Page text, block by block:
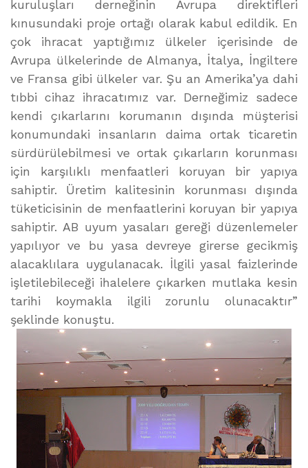
kuruluşları derneğinin Avrupa direktifleri
kınusundaki proje ortağı olarak kabul edildik. En
çok ihracat yaptığımız ülkeler içerisinde de
Avrupa ülkelerinde de Almanya, İtalya, İngiltere
ve Fransa gibi ülkeler var. Şu an Amerika’ya dahi
tıbbi cihaz ihracatımız var. Derneğimiz sadece
kendi çıkarlarını korumanın dışında müşterisi
konumundaki insanların daima ortak ticaretin
sürdürülebilmesi ve ortak çıkarların korunması
için karşılıklı menfaatleri koruyan bir yapıya
sahiptir. Üretim kalitesinin korunması dışında
tüketicisinin de menfaatlerini koruyan bir yapıya
sahiptir. AB uyum yasaları gereği düzenlemeler
yapılıyor ve bu yasa devreye girerse gecikmiş
alacaklılara uygulanacak. İlgili yasal faizlerinde
işletilebileceği ihalelere çıkarken mutlaka kesin
tarihi koymakla ilgili zorunlu olunacaktır”
şeklinde konuştu.